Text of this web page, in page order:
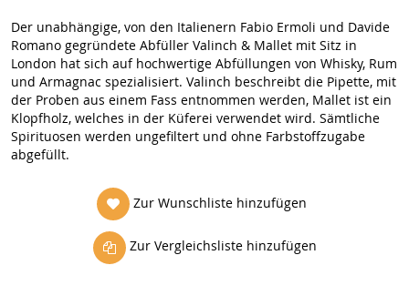
Der unabhängige, von den Italienern Fabio Ermoli und Davide
Romano gegründete Abfüller Valinch & Mallet mit Sitz in
London hat sich auf hochwertige Abfüllungen von Whisky, Rum
und Armagnac spezialisiert. Valinch beschreibt die Pipette, mit
der Proben aus einem Fass entnommen werden, Mallet ist ein
Klopfholz, welches in der Küferei verwendet wird. Sämtliche
Spirituosen werden ungefiltert und ohne Farbstoffzugabe
abgefüllt.
Zur Wunschliste hinzufügen
Zur Vergleichsliste hinzufügen